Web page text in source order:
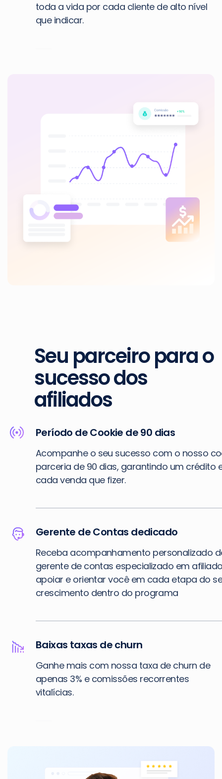
toda a vida por cada cliente de alto nível
que indicar.
Seu parceiro para o
sucesso dos
afiliados
Período de Cookie de 90 dias
Acompanhe o seu sucesso com o nosso
parceria de 90 dias, garantindo um crédito
cada venda que fizer.
Gerente de Contas dedicado
Receba acompanhamento personalizado
gerente de contas especializado em
apoiar e orientar você em cada etapa do
crescimento dentro do programa
Baixas taxas de churn
Ganhe mais com nossa taxa de churn de
apenas 3% e comissões recorrentes
vitalícias.